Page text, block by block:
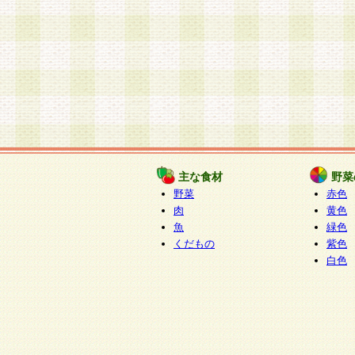
主な食材
野菜
肉
魚
くだもの
野
赤色
黄色
緑色
紫色
白色